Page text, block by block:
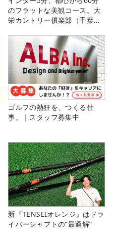
のフラットな美観コース。大
栄カントリー俱楽部（千葉
ゴルフの熱狂を、つくる仕
事。｜スタッフ募集中
新『TENSEIオレンジ』はドラ
イバーシャフトの“最適解”